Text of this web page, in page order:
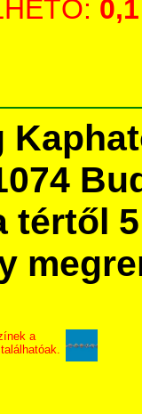
0,1
tértől
a